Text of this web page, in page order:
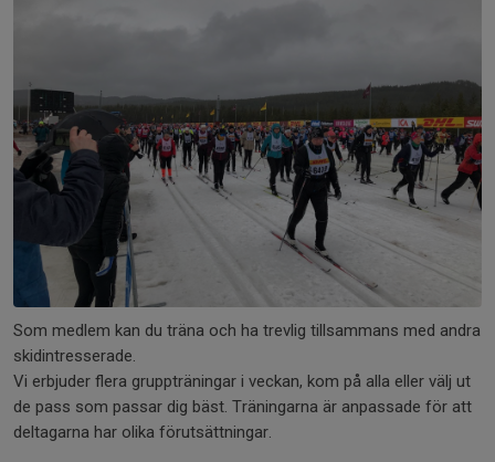
Som medlem kan du träna och ha trevlig tillsammans med andra
skidintresserade.
Vi erbjuder flera gruppträningar i veckan, kom på alla eller välj ut
de pass som passar dig bäst. Träningarna är anpassade för att
deltagarna har olika förutsättningar.